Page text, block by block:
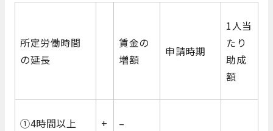
所定労働時間
の延長
賃金の
増額
申請時期
1人当
たり
助成
額
①4時間以上 + –